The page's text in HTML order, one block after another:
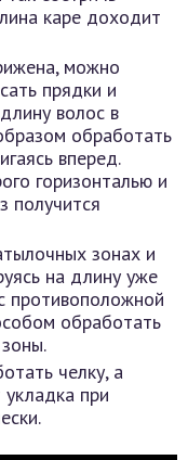
каре доходит
можно
прядки и
волос в
обработать
вперед.
горизонталью и
получится
зонах и
на длину уже
противоположной
обработать
челку, а
при